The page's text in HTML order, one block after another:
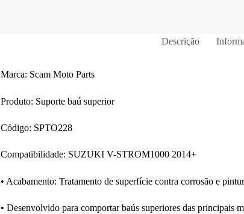
Descrição
Marca: Scam Moto Parts
Produto: Suporte baú superior
Código: SPTO228
Compatibilidade: SUZUKI V-STROM1000 2014+
• Acabamento: Tratamento de superfície contra corrosão e
• Desenvolvido para comportar baús superiores das principais